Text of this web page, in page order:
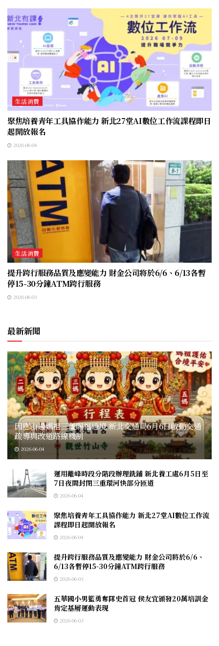
生活消費
聚焦培養青年工具協作能力 新北27堂AI數位工作流課程即日
起開放報名
2026-06-04
生活消費
提升跨行服務品質及應變能力 財金公司將於6/6、6/13各暫
停15-30分鐘ATM跨行服務
2026-06-03
最新新聞
因應山邊媽祖三蘆賜福遶境 新北交通局6月6日啟動交通
疏導與改道路線機制
2026-06-04
運用離峰時段分階段辦理銑鋪 新北養工處6月5日至
7日夜間封閉三重環河快部分匝道
2026-06-04
聚焦培養青年工具協作能力 新北27堂AI數位工作流
課程即日起開放報名
2026-06-04
提升跨行服務品質及應變能力 財金公司將於6/6、
6/13各暫停15-30分鐘ATM跨行服務
2026-06-03
五華國小男籃勇奪隊史首冠 侯友宜頒發20萬培訓金
肯定基層運動表現
2026-06-03